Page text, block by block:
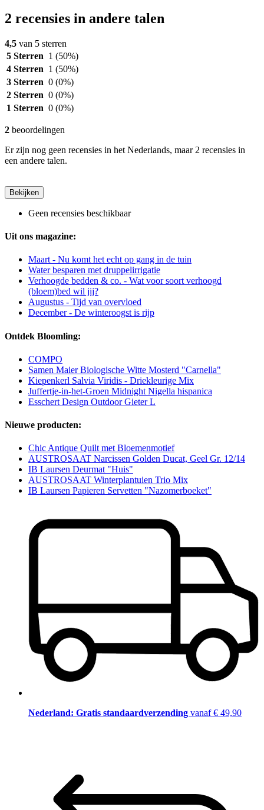
2 recensies in andere talen
4,5 van 5 sterren
5 Sterren 1 (50%)
4 Sterren 1 (50%)
3 Sterren 0 (0%)
2 Sterren 0 (0%)
1 Sterren 0 (0%)
2 beoordelingen
Er zijn nog geen recensies in het Nederlands, maar 2 recensies in
een andere talen.
Bekijken
Geen recensies beschikbaar
Uit ons magazine:
Maart - Nu komt het echt op gang in de tuin
Water besparen met druppelirrigatie
Verhoogde bedden & co. - Wat voor soort verhoogd
(bloem)bed wil jij?
Augustus - Tijd van overvloed
December - De winteroogst is rijp
Ontdek Bloomling:
COMPO
Samen Maier Biologische Witte Mosterd "Carnella"
Kiepenkerl Salvia Viridis - Driekleurige Mix
Juffertje-in-het-Groen Midnight Nigella hispanica
Esschert Design Outdoor Gieter L
Nieuwe producten:
Chic Antique Quilt met Bloemenmotief
AUSTROSAAT Narcissen Golden Ducat, Geel Gr. 12/14
IB Laursen Deurmat "Huis"
AUSTROSAAT Winterplantuien Trio Mix
IB Laursen Papieren Servetten "Nazomerboeket"
Nederland: Gratis standaardverzending vanaf € 49,90